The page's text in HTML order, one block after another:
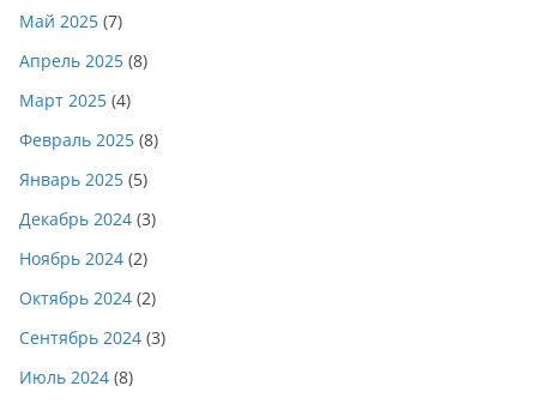
Май 2025 (7)
Апрель 2025 (8)
Март 2025 (4)
Февраль 2025 (8)
Январь 2025 (5)
Декабрь 2024 (3)
Ноябрь 2024 (2)
Октябрь 2024 (2)
Сентябрь 2024 (3)
Июль 2024 (8)